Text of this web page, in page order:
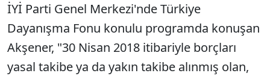
İYİ Parti Genel Merkezi'nde Türkiye
Dayanışma Fonu konulu programda konuşan
Akşener, "30 Nisan 2018 itibariyle borçları
yasal takibe ya da yakın takibe alınmış olan,